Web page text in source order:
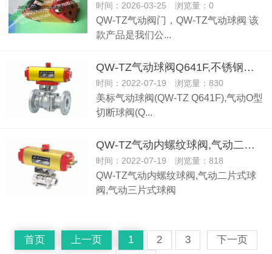
时间：2026-03-25 浏览量：0
QW-TZ气动阀门，QW-TZ气动球阀 该
款产品是我们公...
QW-TZ气动球阀Q641F,不锈钢气动球阀,气动铸钢球阀,
时间：2022-07-19 浏览量：830
美标气动球阀(QW-TZ Q641F),气动O型
切断球阀(Q...
QW-TZ气动内螺纹球阀,气动二片式球阀,气动三片式球阀
时间：2022-07-19 浏览量：818
QW-TZ气动内螺纹球阀,气动二片式球
阀,气动三片式球阀
首页 上一页 1 2 3
下一页